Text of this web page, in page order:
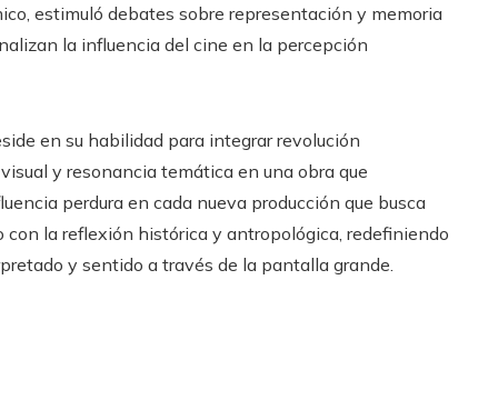
estimuló debates sobre representación y memoria
la influencia del cine en la percepción
en su habilidad para integrar revolución
y resonancia temática en una obra que
perdura en cada nueva producción que busca
la reflexión histórica y antropológica, redefiniendo
y sentido a través de la pantalla grande.